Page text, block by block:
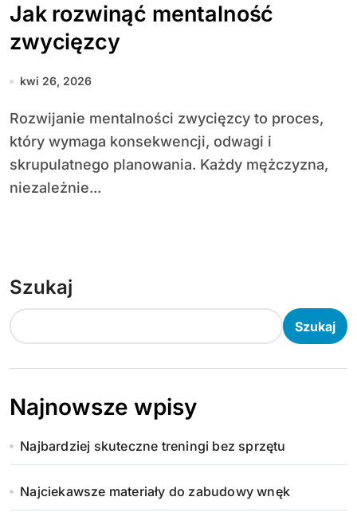
Jak rozwinąć mentalność
zwycięzcy
kwi 26, 2026
Rozwijanie mentalności zwycięzcy to proces,
który wymaga konsekwencji, odwagi i
skrupulatnego planowania. Każdy mężczyzna,
niezależnie...
Szukaj
Szukaj
Najnowsze wpisy
Najbardziej skuteczne treningi bez sprzętu
Najciekawsze materiały do zabudowy wnęk